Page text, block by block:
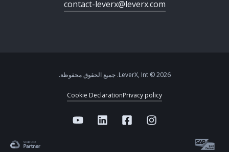
contact-leverx@leverx.com
2026 © LeverX, Int. جميع الحقوق محفوظة.
Privacy policy
Cookie Declaration